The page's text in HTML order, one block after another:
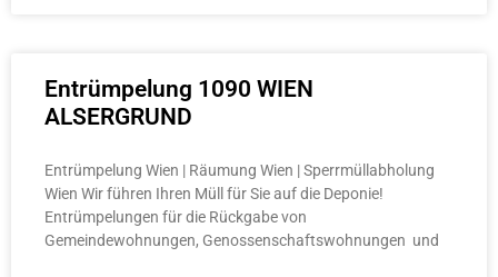
Entrümpelung 1090 WIEN
ALSERGRUND
Entrümpelung Wien | Räumung Wien | Sperrmüllabholung
Wien Wir führen Ihren Müll für Sie auf die Deponie!
Entrümpelungen für die Rückgabe von
Gemeindewohnungen, Genossenschaftswohnungen und